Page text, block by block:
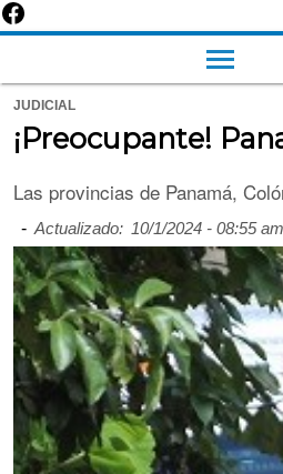
JUDICIAL
¡Preocupante!
Las provincias de Panamá,
- Actualizado: 10/1/2024 - 08:55 am